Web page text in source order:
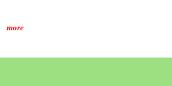
more